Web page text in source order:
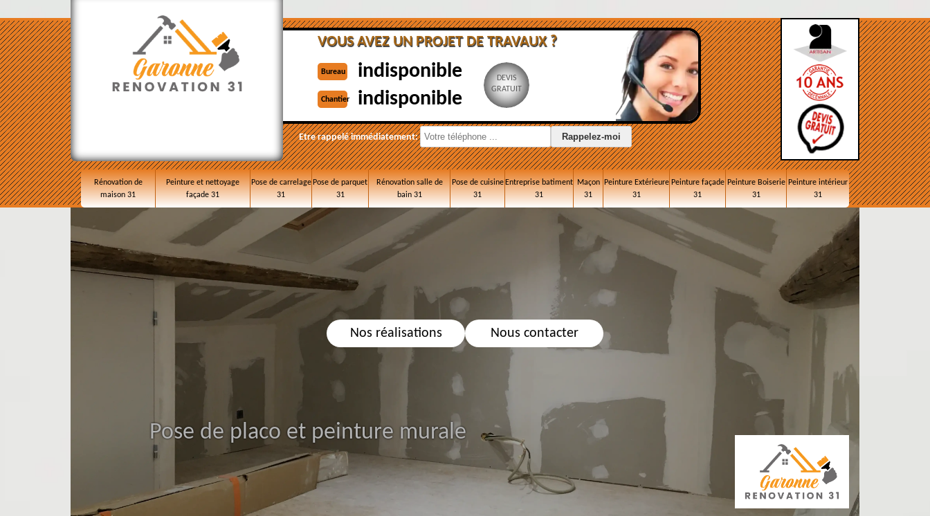
VOUS AVEZ UN PROJET DE TRAVAUX ?
Bureau indisponible
Chantier indisponible
DEVIS
GRATUIT
Etre rappelé immédiatement:
Rénovation de
maison 31
Peinture et nettoyage
façade 31
Pose de carrelage
31
Pose de parquet
31
Rénovation salle de
bain 31
Pose de cuisine
31
Entreprise batiment
31
Maçon
31
Peinture Extérieure
31
Peinture façade
31
Peinture Boiserie
31
Peinture intérieur
31
Nos réalisations Nous contacter
Pose de placo et peinture murale